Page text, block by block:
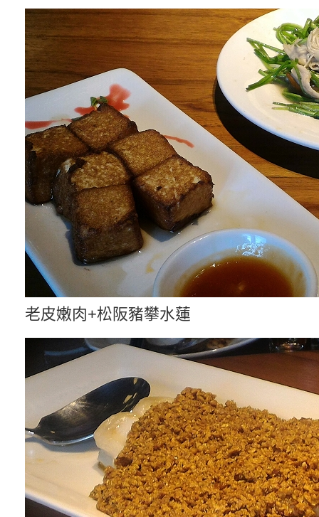
老皮嫩肉+松阪豬攀水蓮